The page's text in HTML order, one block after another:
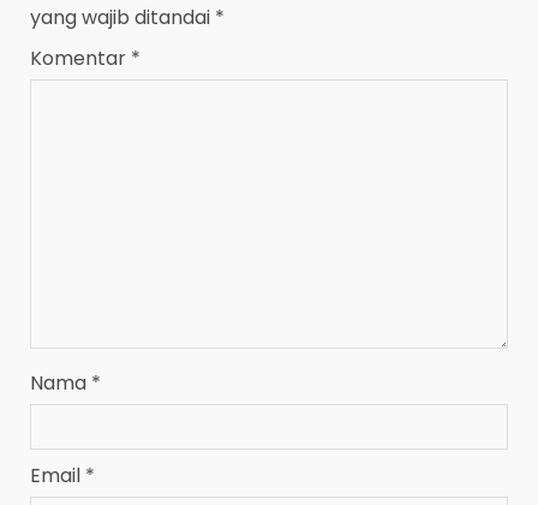
yang wajib ditandai *
Komentar *
Nama *
Email *